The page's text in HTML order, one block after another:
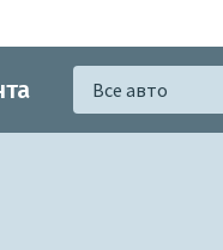
Все авто